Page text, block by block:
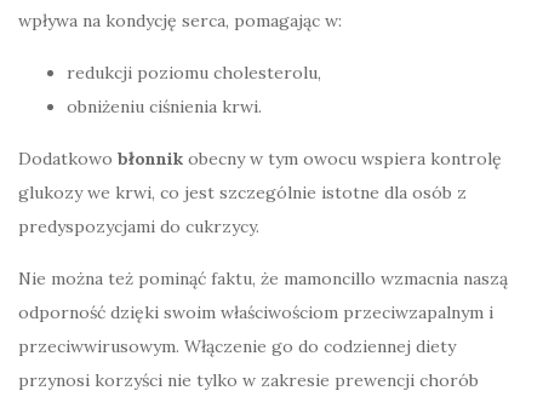
wpływa na kondycję serca, pomagając w:
redukcji poziomu cholesterolu,
obniżeniu ciśnienia krwi.
Dodatkowo błonnik obecny w tym owocu wspiera kontrolę
glukozy we krwi, co jest szczególnie istotne dla osób z
predyspozycjami do cukrzycy.
Nie można też pominąć faktu, że mamoncillo wzmacnia naszą
odporność dzięki swoim właściwościom przeciwzapalnym i
przeciwwirusowym. Włączenie go do codziennej diety
przynosi korzyści nie tylko w zakresie prewencji chorób